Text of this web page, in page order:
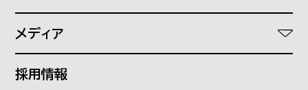
オフィスプランニング
文具と事務機器
SHOPS
会社概要
メディア
採用情報